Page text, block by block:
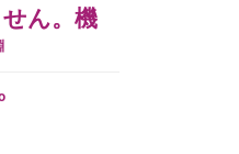
ん。機